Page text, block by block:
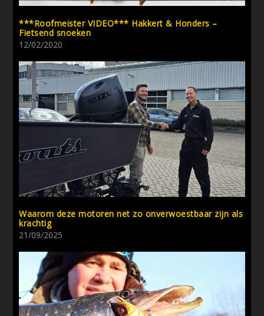
***Roofmeister VIDEO*** Hakkert & Honders –
Fietsend snoeken
12/02/2020
Waarom deze motoren net zo onverwoestbaar zijn als
krachtig
21/09/2025